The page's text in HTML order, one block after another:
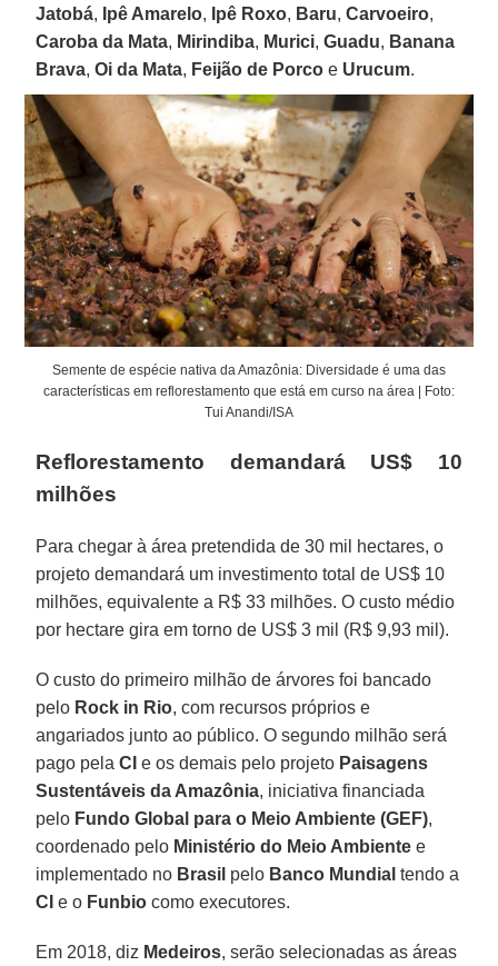
Jatobá, Ipê Amarelo, Ipê Roxo, Baru,Carvoeiro,
Caroba da Mata, Mirindiba, Murici,Guadu, Banana
Brava,Oi da Mata, Feijão de Porco e Urucum.
Semente de espécie nativa da Amazônia: Diversidade é uma das
características em reflorestamento que está em curso na área | Foto:
Tui Anandi/ISA
Reflorestamento demandará US$ 10
milhões
Para chegar à área pretendida de 30 mil hectares, o
projeto demandará um investimento total de US$ 10
milhões, equivalente a R$ 33 milhões. O custo médio
por hectare gira em torno de US$ 3 mil (R$ 9,93 mil).
O custo do primeiro milhão de árvores foi bancado
pelo Rock in Rio, com recursos próprios e
angariados junto ao público. O segundo milhão será
pago pelaCI e os demais pelo projeto Paisagens
Sustentáveis da Amazônia, iniciativa financiada
pelo Fundo Global para o Meio Ambiente (GEF),
coordenado pelo Ministério do Meio Ambiente e
implementado no Brasil pelo Banco Mundial tendo a
CI e o Funbio como executores.
Em 2018, diz Medeiros, serão selecionadas as áreas